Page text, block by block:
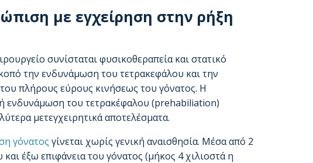
με εγχείρηση στην ρήξη
συνίσταται φυσικοθεραπεία και στατικό
την ενδυνάμωση του τετρακεφάλου και την
πλήρους εύρους κινήσεως του γόνατος. Η
ενδυνάμωση του τετρακέφαλου (prehabiliation)
μετεγχειρητικά αποτελέσματα.
γόνατος γίνεται χωρίς γενική αναισθησία. Μέσα από 2
έξω επιφάνεια του γόνατος (μήκος 4 χιλιοστά η